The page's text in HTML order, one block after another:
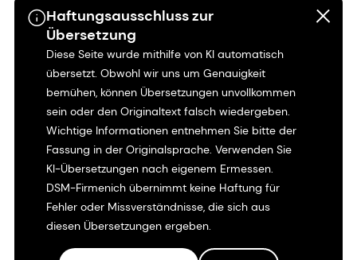
Haftungsausschluss zur
Übersetzung
Diese Seite wurde mithilfe von KI automatisch
übersetzt. Obwohl wir uns um Genauigkeit
bemühen, können Übersetzungen unvollkommen
sein oder den Originaltext falsch wiedergeben.
Wichtige Informationen entnehmen Sie bitte der
Fassung in der Originalsprache. Verwenden Sie
KI-Übersetzungen nach eigenem Ermessen.
DSM-Firmenich übernimmt keine Haftung für
Fehler oder Missverständnisse, die sich aus
diesen Übersetzungen ergeben.
Hinweis zum Datenschutz
Bedingungen für die Nutzung
Bedingungen und Konditionen
Kalifornien-Transparenz
Erklärung zur Zugänglichkeit
Rechtliche Informationen